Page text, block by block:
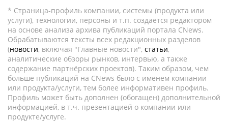
* Страница-профиль компании, системы (продукта или
услуги), технологии, персоны и т.п. создается редактором
на основе анализа архива публикаций портала CNews.
Обрабатываются тексты всех редакционных разделов
(новости, включая "Главные новости", статьи,
аналитические обзоры рынков, интервью, а также
содержание партнёрских проектов). Таким образом, чем
больше публикаций на CNews было с именем компании
или продукта/услуги, тем более информативен профиль.
Профиль может быть дополнен (обогащен) дополнительной
информацией, в т.ч. презентацией о компании или
продукте/услуге.